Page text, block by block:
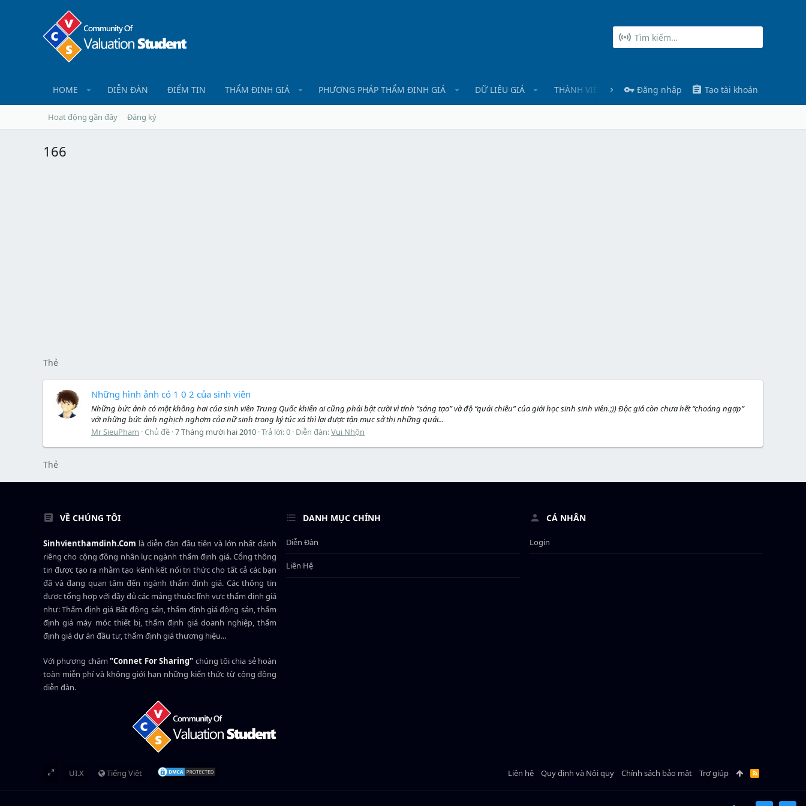
HOME DIỄN ĐÀN ĐIỂM TIN THẨM ĐỊNH GIÁ PHƯƠNG PHÁP THẨM ĐỊNH GIÁ DỮ LIỆU GIÁ THÀNH VIÊN Đăng nhập Tạo tài khoản
Hoạt động gần đây Đăng ký
166
Thẻ
Những hình ảnh có 1 0 2 của sinh viên
Những bức ảnh có một không hai của sinh viên Trung Quốc khiến ai cũng phải bật cười vì tính “sáng tạo” và độ “quái chiêu” của giới học sinh sinh viên.;)) Độc giả còn chưa hết “choáng ngợp”
với những bức ảnh nghịch nghợm của nữ sinh trong ký túc xá thì lại được tận mục sở thị những quái...
Mr SieuPham Chủ đề 7 Tháng mười hai 2010 Trả lời: 0 Diễn đàn:Vui Nhộn
Thẻ
VỀ CHÚNG TÔI
Sinhvienthamdinh.Com là diễn đàn đầu tiên và lớn nhất dành
riêng cho cộng đồng nhân lực ngành thẩm định giá. Cổng thông
tin được tạo ra nhằm tạo kênh kết nối tri thức cho tất cả các bạn
đã và đang quan tâm đến ngành thẩm định giá. Các thông tin
được tổng hợp với đầy đủ các mảng thuộc lĩnh vực thẩm định giá
như: Thẩm định giá Bất động sản, thẩm định giá động sản, thẩm
định giá máy móc thiết bị, thẩm định giá doanh nghiệp, thẩm
định giá dự án đầu tư, thẩm định giá thương hiệu...
Với phương châm"Connet For Sharing" chúng tôi chia sẻ hoàn
toàn miễn phí và không giới hạn những kiến thức từ cộng đồng
diễn đàn.
DANH MỤC CHÍNH
Diễn Đàn
Liên Hệ
CÁ NHÂN
Login
UI.X Tiếng Việt Liên hệ Quy định và Nội quy Chính sách bảo mật Trợ giúp
R
S
S